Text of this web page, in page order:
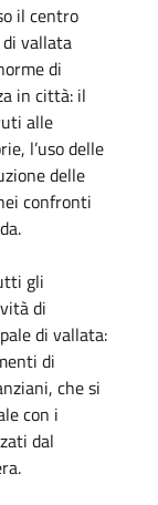
il centro
di vallata
di
in città: il
alle
l’uso delle
delle
confronti
gli
di
di vallata:
di
che si
con i
dal